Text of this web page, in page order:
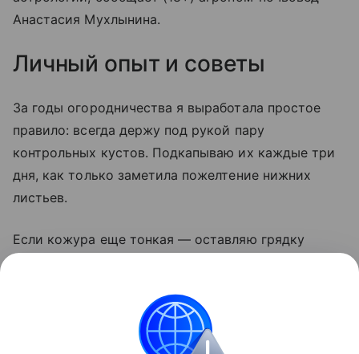
Анастасия Мухлынина.
Личный опыт и советы
За годы огородничества я выработала простое
правило: всегда держу под рукой пару
контрольных кустов. Подкапываю их каждые три
дня, как только заметила пожелтение нижних
листьев.
Если кожура еще тонкая — оставляю грядку
погребе. Сушка на солнце — лучший дезинфектор,
этим пренебрегать нельзя.